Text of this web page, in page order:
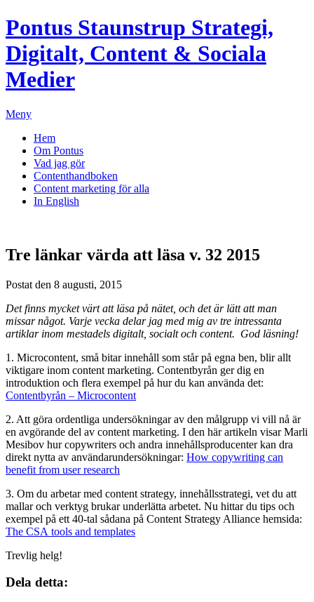
Pontus Staunstrup Strategi,
Digitalt, Content & Sociala
Medier
Meny
Hem
Om Pontus
Vad jag gör
Contenthandboken
Content marketing för alla
In English
Tre länkar värda att läsa v. 32 2015
Postat den 8 augusti, 2015
Det finns mycket värt att läsa på nätet, och det är lätt att man
missar något. Varje vecka delar jag med mig av tre intressanta
artiklar inom mestadels digitalt, socialt och content. God läsning!
1. Microcontent, små bitar innehåll som står på egna ben, blir allt
viktigare inom content marketing. Contentbyrån ger dig en
introduktion och flera exempel på hur du kan använda det:
Contentbyrån – Microcontent
2. Att göra ordentliga undersökningar av den målgrupp vi vill nå är
en avgörande del av content marketing. I den här artikeln visar Marli
Mesibov hur copywriters och andra innehållsproducenter kan dra
direkt nytta av användarundersökningar: How copywriting can
benefit from user research
3. Om du arbetar med content strategy, innehållsstrategi, vet du att
mallar och verktyg brukar underlätta arbetet. Nu hittar du tips och
exempel på ett 40-tal sådana på Content Strategy Alliance hemsida:
The CSA tools and templates
Trevlig helg!
Dela detta: